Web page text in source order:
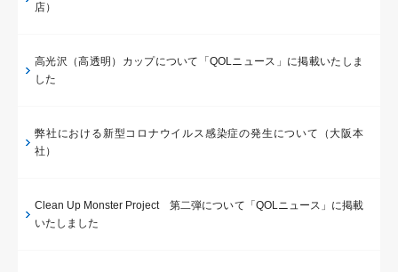
店）
高光沢（高透明）カップについて「QOLニュース」に掲載いたしま
した
弊社における新型コロナウイルス感染症の発生について（大阪本
社）
Clean Up Monster Project 第二弾について「QOLニュース」に掲載
いたしました